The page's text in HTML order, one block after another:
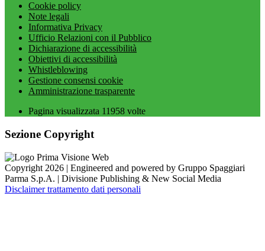
Cookie policy
Note legali
Informativa Privacy
Ufficio Relazioni con il Pubblico
Dichiarazione di accessibilità
Obiettivi di accessibilità
Whistleblowing
Gestione consensi cookie
Amministrazione trasparente
Pagina visualizzata 11958 volte
Sezione Copyright
Copyright 2026 | Engineered and powered by Gruppo Spaggiari
Parma S.p.A. | Divisione Publishing & New Social Media
Disclaimer trattamento dati personali